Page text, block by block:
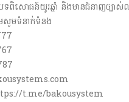
បទពិសោធន៍យូរឆ្នាំ និងមានជំនាញច្បា
សូមទំនាក់ទំនង
t.me/bakousystem